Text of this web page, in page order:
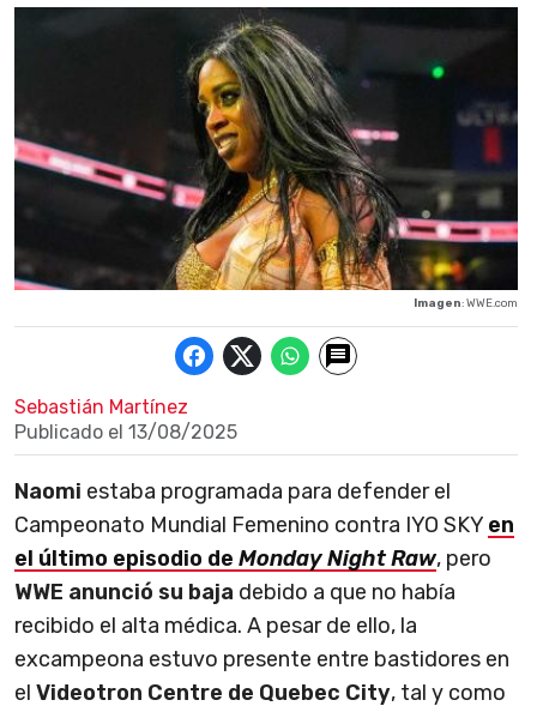
Imagen: WWE.com
Sebastián Martínez
Publicado el 13/08/2025
Naomi estaba programada para defender el
Campeonato Mundial Femenino contra IYO SKY en
el último episodio de Monday Night Raw, pero
WWE anunció su baja debido a que no había
recibido el alta médica. A pesar de ello, la
excampeona estuvo presente entre bastidores en
el Videotron Centre de Quebec City, tal y como